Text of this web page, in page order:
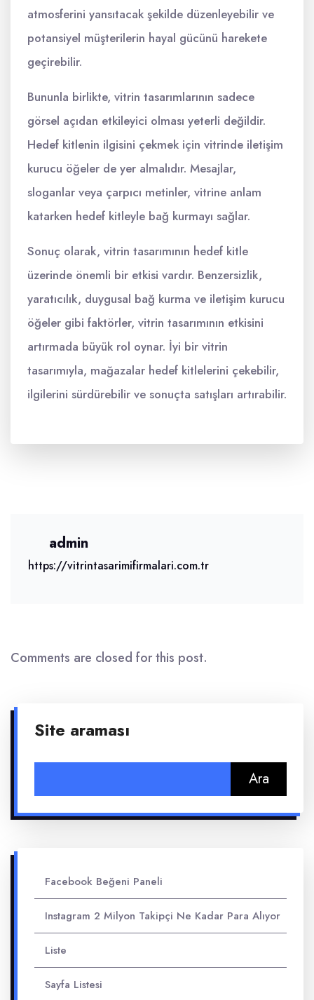
atmosferini yansıtacak şekilde düzenleyebilir ve
potansiyel müşterilerin hayal gücünü harekete
geçirebilir.
Bununla birlikte, vitrin tasarımlarının sadece
görsel açıdan etkileyici olması yeterli değildir.
Hedef kitlenin ilgisini çekmek için vitrinde iletişim
kurucu öğeler de yer almalıdır. Mesajlar,
sloganlar veya çarpıcı metinler, vitrine anlam
katarken hedef kitleyle bağ kurmayı sağlar.
Sonuç olarak, vitrin tasarımının hedef kitle
üzerinde önemli bir etkisi vardır. Benzersizlik,
yaratıcılık, duygusal bağ kurma ve iletişim kurucu
öğeler gibi faktörler, vitrin tasarımının etkisini
artırmada büyük rol oynar. İyi bir vitrin
tasarımıyla, mağazalar hedef kitlelerini çekebilir,
ilgilerini sürdürebilir ve sonuçta satışları artırabilir.
admin
https://vitrintasarimifirmalari.com.tr
Comments are closed for this post.
Site araması
Facebook Beğeni Paneli
Instagram 2 Milyon Takipçi Ne Kadar Para Alıyor
Liste
Sayfa Listesi